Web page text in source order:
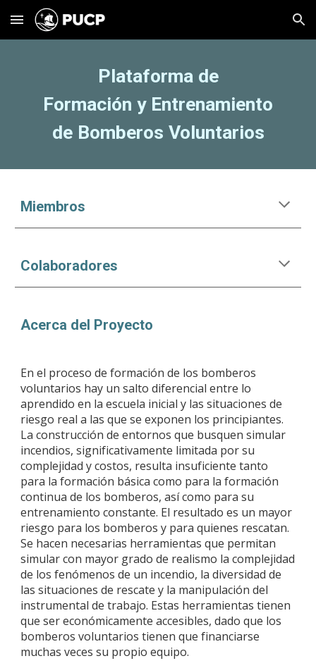
Skip to main content Skip to navigation
Plataforma de
Formación y Entrenamiento
de Bomberos Voluntarios
Miembros
Colaboradores
Acerca del Proyecto
En el proceso de formación de los bomberos
voluntarios hay un salto diferencial entre lo
aprendido en la escuela inicial y las situaciones de
riesgo real a las que se exponen los principiantes.
La construcción de entornos que busquen simular
incendios, significativamente limitada por su
complejidad y costos, resulta insuficiente tanto
para la formación básica como para la formación
continua de los bomberos, así como para su
entrenamiento constante. El resultado es un mayor
riesgo para los bomberos y para quienes rescatan.
Se hacen necesarias herramientas que permitan
simular con mayor grado de realismo la complejidad
de los fenómenos de un incendio, la diversidad de
las situaciones de rescate y la manipulación del
instrumental de trabajo. Estas herramientas tienen
que ser económicamente accesibles, dado que los
bomberos voluntarios tienen que financiarse
muchas veces su propio equipo.